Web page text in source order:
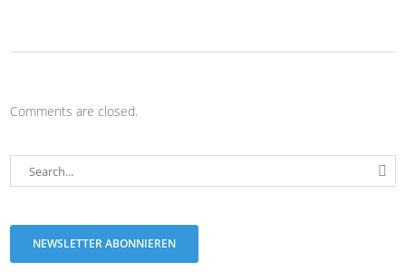
Comments are closed.
NEWSLETTER ABONNIEREN